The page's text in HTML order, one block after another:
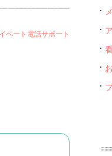
ベート電話サポート